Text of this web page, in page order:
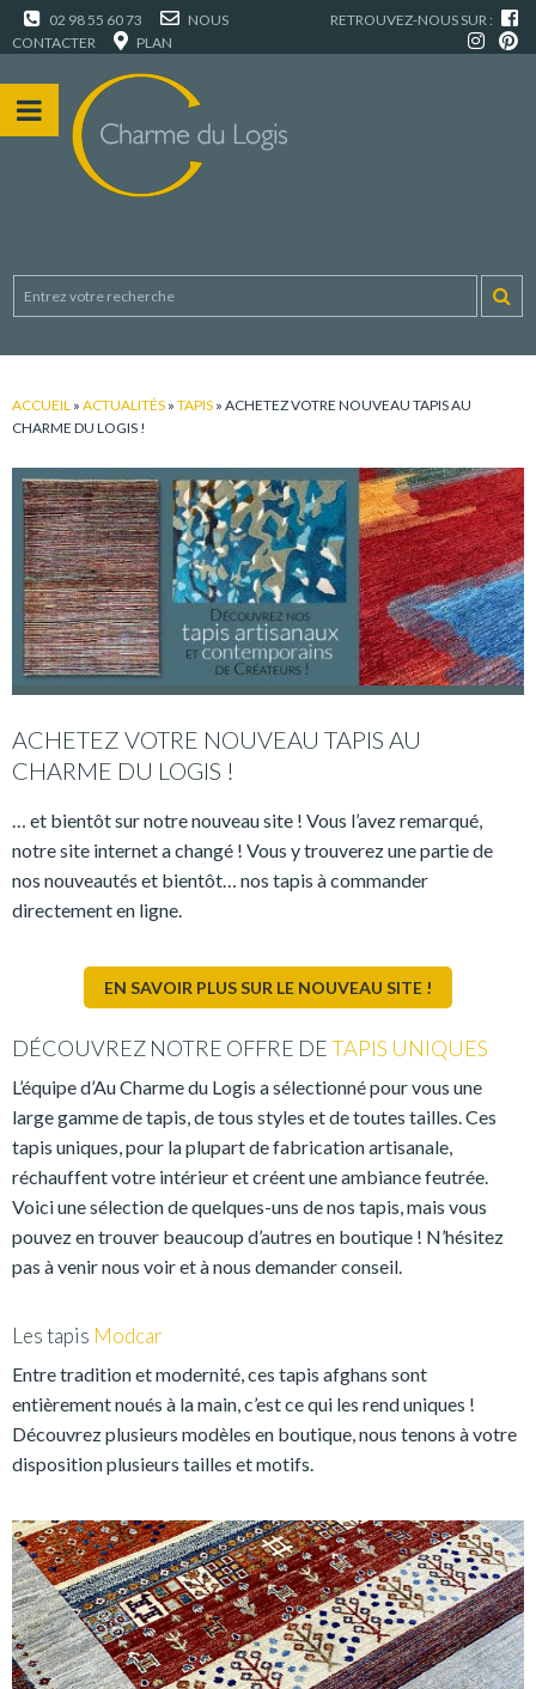
02 98 55 60 73
NOUS
CONTACTER
PLAN
RETROUVEZ-NOUS SUR :
ACCUEIL » ACTUALITÉS » TAPIS » ACHETEZ VOTRE NOUVEAU TAPIS AU
CHARME DU LOGIS !
ACHETEZ VOTRE NOUVEAU TAPIS AU
CHARME DU LOGIS !
… et bientôt sur notre nouveau site ! Vous l’avez remarqué,
notre site internet a changé ! Vous y trouverez une partie de
nos nouveautés et bientôt… nos tapis à commander
directement en ligne.
EN SAVOIR PLUS SUR LE NOUVEAU SITE !
DÉCOUVREZ NOTRE OFFRE DETAPIS UNIQUES
L’équipe d’Au Charme du Logis a sélectionné pour vous une
large gamme de tapis, de tous styles et de toutes tailles. Ces
tapis uniques, pour la plupart de fabrication artisanale,
réchauffent votre intérieur et créent une ambiance feutrée.
Voici une sélection de quelques-uns de nos tapis, mais vous
pouvez en trouver beaucoup d’autres en boutique ! N’hésitez
pas à venir nous voir et à nous demander conseil.
Les tapis Modcar
Entre tradition et modernité, ces tapis afghans sont
entièrement noués à la main, c’est ce qui les rend uniques !
Découvrez plusieurs modèles en boutique, nous tenons à votre
disposition plusieurs tailles et motifs.